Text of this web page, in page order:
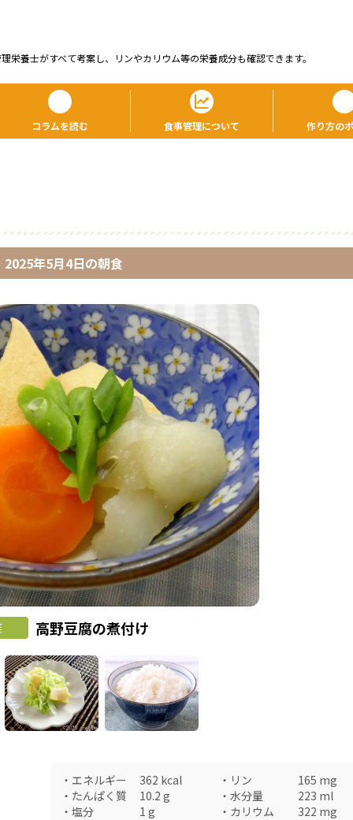
栄養⼠がすべて考案し、リンやカリウム等の栄養成分も確認できます。
コラムを読む 食事管理について 作り方の
2025年5月4日の朝食
高野豆腐の煮付け
・ エネルギー 362 kcal ・ リン 165 mg
・ たんぱく質 10.2 g ・ 水分量 223 ml
・ 塩分 1 g ・ カリウム 322 mg